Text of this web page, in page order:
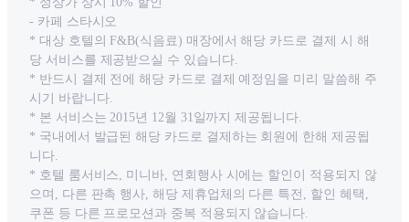
- 카페 스타시오
* 대상 호텔의 F&B(식음료) 매장에서 해당 카드로 결제 시 해
당 서비스를 제공받으실 수 있습니다.
* 반드시 결제 전에 해당 카드로 결제 예정임을 미리 말씀해 주
시기 바랍니다.
* 본 서비스는 2015년 12월 31일까지 제공됩니다.
* 국내에서 발급된 해당 카드로 결제하는 회원에 한해 제공됩
니다.
* 호텔 룸서비스, 미니바, 연회행사 시에는 할인이 적용되지 않
으며, 다른 판촉 행사, 해당 제휴업체의 다른 특전, 할인 혜택,
쿠폰 등 다른 프로모션과 중복 적용되지 않습니다.